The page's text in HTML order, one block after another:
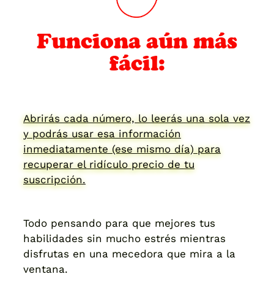
Funciona aún más
fácil:
Abrirás cada número, lo leerás una sola vez
y podrás usar esa información
inmediatamente (ese mismo día) para
recuperar el ridículo precio de tu
suscripción.
Todo pensando para que mejores tus
habilidades sin mucho estrés mientras
disfrutas en una mecedora que mira a la
ventana.